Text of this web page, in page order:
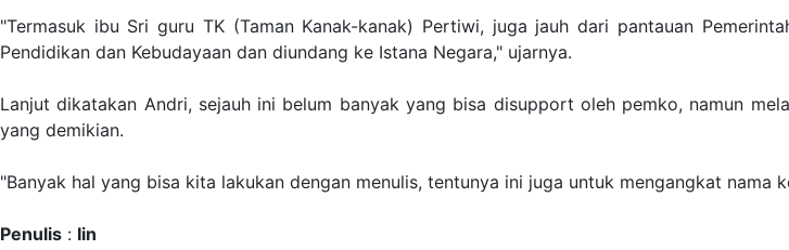
"Termasuk ibu Sri guru TK (Taman Kanak-kanak) Pertiwi, juga jauh dari pantauan
Pendidikan dan Kebudayaan dan diundang ke Istana Negara," ujarnya.
Lanjut dikatakan Andri, sejauh ini belum banyak yang bisa disupport oleh pemko, namun
yang demikian.
"Banyak hal yang bisa kita lakukan dengan menulis, tentunya ini juga untuk mengangkat
Penulis : Iin